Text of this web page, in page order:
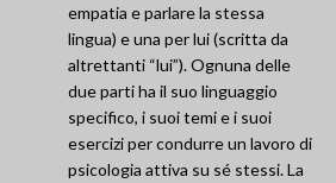
empatia e parlare la stessa
lingua) e una per lui (scritta da
altrettanti “lui”). Ognuna delle
due parti ha il suo linguaggio
specifico, i suoi temi e i suoi
esercizi per condurre un lavoro di
psicologia attiva su sé stessi. La